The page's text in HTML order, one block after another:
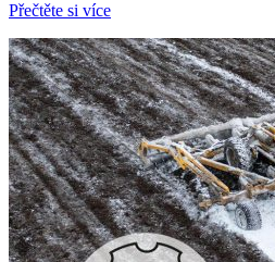
Přečtěte si více